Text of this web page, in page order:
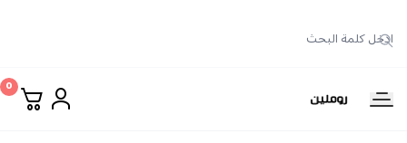
روملين
0